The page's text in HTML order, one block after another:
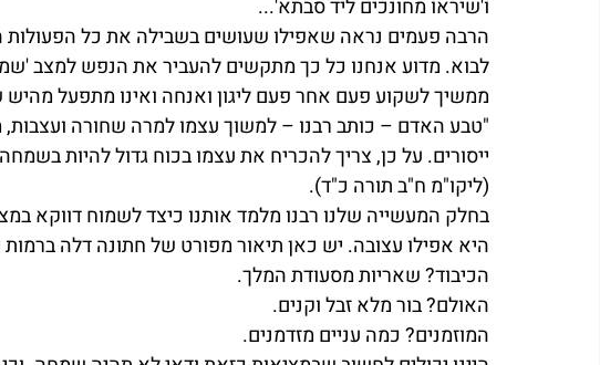
ו'שיראו מחונכים ליד סבתא'...
הרבה פעמים נראה שאפילו שעושים בשבילה את כל
לבוא. מדוע אנחנו כל כך מתקשים להעביר את הנפש למצב
ממשיך לשקוע פעם אחר פעם ליגון ואנחה ואינו מתפעל מהיש
"טבע האדם – כותב רבנו – למשוך עצמו למרה שחורה
ייסורים. על כן, צריך להכריח את עצמו בכוח גדול להיות
(ליקו"מ ח"ב תורה כ"ד).
בחלק המעשייה שלנו רבנו מלמד אותנו כיצד לשמוח דווקא
היא אפילו עצובה. יש כאן תיאור מפורט של חתונה דלה
הכיבוד? שאריות מסעודת המלך.
האולם? בור מלא זבל וקנים.
המוזמנים? כמה עניים מזדמנים.